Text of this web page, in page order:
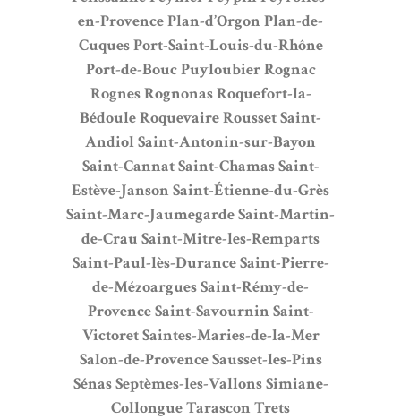
en-ProvencePlan-d’Orgon Plan-de-
CuquesPort-Saint-Louis-du-Rhône
Port-de-BoucPuyloubierRognac
RognesRognonasRoquefort-la-
BédouleRoquevaireRoussetSaint-
AndiolSaint-Antonin-sur-Bayon
Saint-CannatSaint-ChamasSaint-
Estève-Janson Saint-Étienne-du-Grès
Saint-Marc-JaumegardeSaint-Martin-
de-Crau Saint-Mitre-les-Remparts
Saint-Paul-lès-DuranceSaint-Pierre-
de-MézoarguesSaint-Rémy-de-
ProvenceSaint-Savournin Saint-
VictoretSaintes-Maries-de-la-Mer
Salon-de-ProvenceSausset-les-Pins
SénasSeptèmes-les-VallonsSimiane-
CollongueTarascon Trets